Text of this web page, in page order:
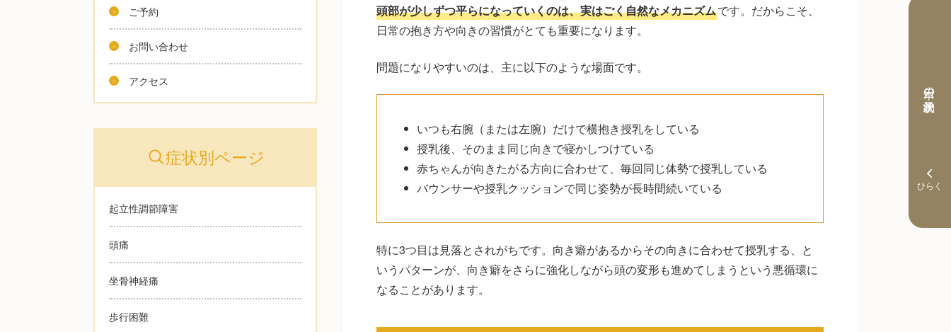
本日の予約状況
頭部が少しずつ平らになっていくのは、実はごく自然なメカニズムです。だからこそ、
日常の抱き方や向きの習慣がとても重要になります。
問題になりやすいのは、主に以下のような場面です。
いつも右腕（または左腕）だけで横抱き授乳をしている
授乳後、そのまま同じ向きで寝かしつけている
赤ちゃんが向きたがる方向に合わせて、毎回同じ体勢で授乳している
バウンサーや授乳クッションで同じ姿勢が長時間続いている
特に3つ目は見落とされがちです。向き癖があるからその向きに合わせて授乳する、と
いうパターンが、向き癖をさらに強化しながら頭の変形も進めてしまうという悪循環に
なることがあります。
ご予約
お問い合わせ
アクセス
症状別ページ
起立性調節障害
頭痛
坐骨神経痛
歩行困難